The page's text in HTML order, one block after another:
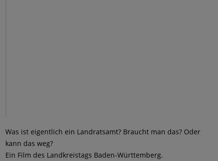
Was ist eigentlich ein Landratsamt? Braucht man das? Oder
kann das weg?
Ein Film des Landkreistags Baden-Württemberg.